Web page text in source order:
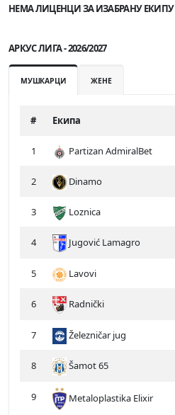
НЕМА ЛИЦЕНЦИ ЗА ИЗАБРАНУ ЕКИПУ
АРКУС ЛИГА - 2026/2027
МУШКАРЦИ ЖЕНЕ
# Екипа
1 Partizan AdmiralBet
2 Dinamo
3 Loznica
4 Jugović Lamagro
5 Lavovi
6 Radnički
7 Železničar jug
8 Šamot 65
9 Metaloplastika Elixir